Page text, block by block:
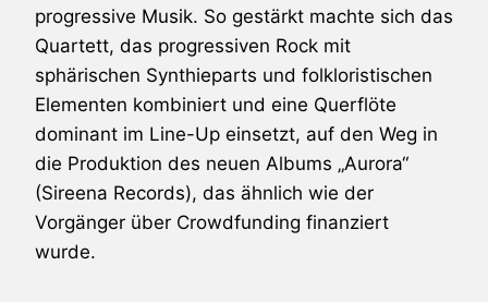
progressive Musik. So gestärkt machte sich das
Quartett, das progressiven Rock mit
sphärischen Synthieparts und folkloristischen
Elementen kombiniert und eine Querflöte
dominant im Line-Up einsetzt, auf den Weg in
die Produktion des neuen Albums „Aurora“
(Sireena Records), das ähnlich wie der
Vorgänger über Crowdfunding finanziert
wurde.